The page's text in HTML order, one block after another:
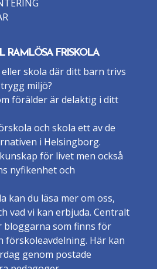
RAMLÖSA FRISKOLA
skola där ditt barn trivs
miljö?
förälder är delaktig i ditt
och skola ett av de
i Helsingborg.
för livet men också
nyfikenhet och
kan du läsa mer om oss,
vad vi kan erbjuda. Centralt
bloggarna som finns för
förskoleavdelning. Här kan
genom postade